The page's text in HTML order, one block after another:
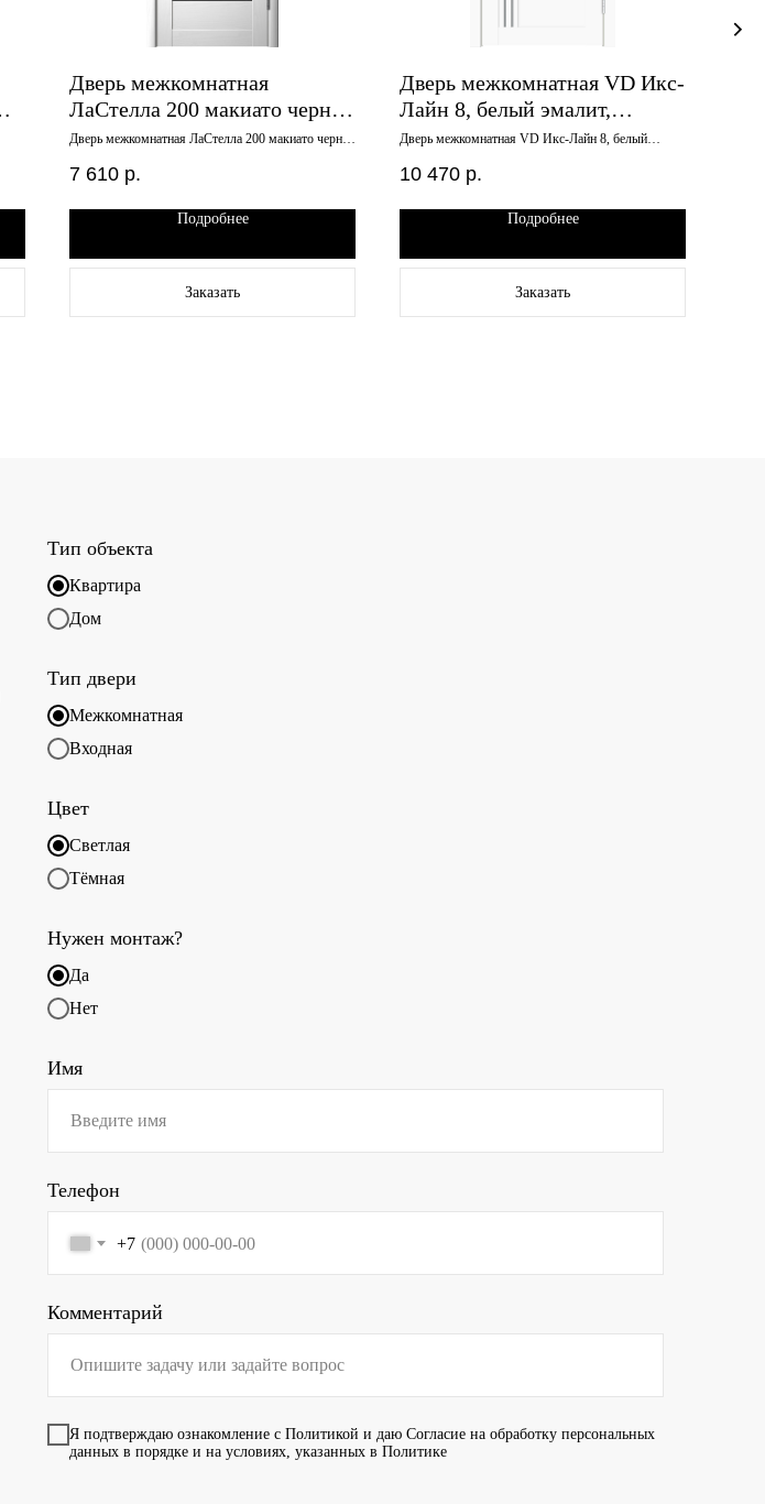
Дверь межкомнатная
ЛаСтелла 200 макиато черное
стекло 800х2000
Дверь межкомнатная ЛаСтелла 200 макиато черное
7 610 р.
Подробнее
Заказать
Дверь межкомнатная VD Икс-
Лайн 8, белый эмалит,
600х2000, стекло мателюкс
Дверь межкомнатная VD Икс-Лайн 8, белый
10 470 р.
Подробнее
Заказать
Тип объекта
Квартира
Дом
Тип двери
Межкомнатная
Входная
Цвет
Светлая
Тёмная
Нужен монтаж?
Да
Нет
Имя
Телефон
+7
Комментарий
Я подтверждаю ознакомление с Политикой и даю Согласие на обработку персональных
данных в порядке и на условиях, указанных в Политике